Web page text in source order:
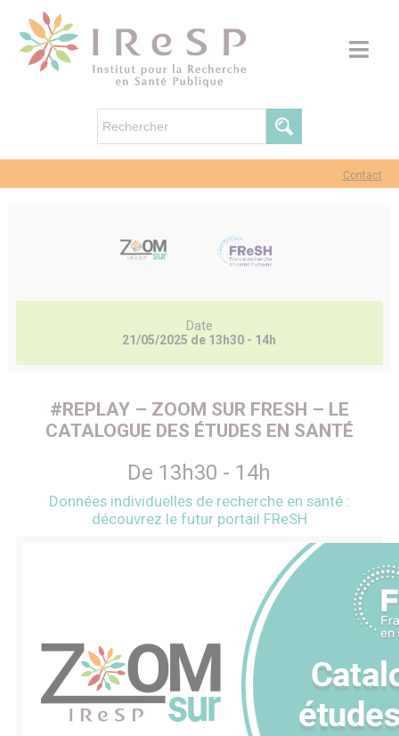
Contact
Date
21/05/2025 de 13h30 - 14h
#REPLAY – ZOOM SUR FRESH – LE
CATALOGUE DES ÉTUDES EN SANTÉ
De 13h30 - 14h
Données individuelles de recherche en santé :
découvrez le futur portail FReSH